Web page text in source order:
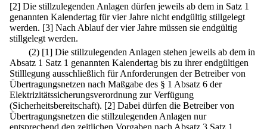
[2] Die stillzulegenden Anlagen dürfen jeweils ab dem in Satz 1
genannten Kalendertag für vier Jahre nicht endgültig stillgelegt
werden. [3] Nach Ablauf der vier Jahre müssen sie endgültig
stillgelegt werden.
(2) [1] Die stillzulegenden Anlagen stehen jeweils ab dem in
Absatz 1 Satz 1 genannten Kalendertag bis zu ihrer endgültigen
Stilllegung ausschließlich für Anforderungen der Betreiber von
Übertragungsnetzen nach Maßgabe des § 1 Absatz 6 der
Elektrizitätssicherungsverordnung zur Verfügung
(Sicherheitsbereitschaft). [2] Dabei dürfen die Betreiber von
Übertragungsnetzen die stillzulegenden Anlagen nur
entsprechend den zeitlichen Vorgaben nach Absatz 3 Satz 1